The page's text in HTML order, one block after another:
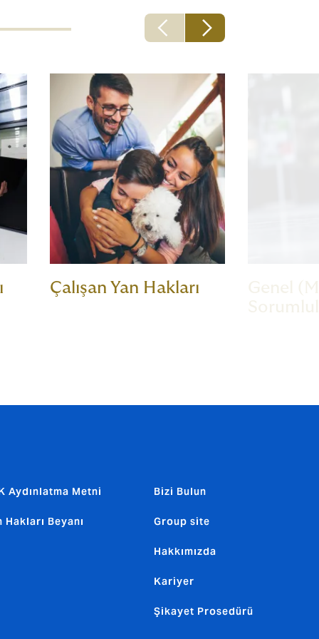
Çalışan Yan Hakları
Aydınlatma Metni
Hakları Beyanı
Bizi Bulun
Group site
Hakkımızda
Kariyer
Şikayet Prosedürü